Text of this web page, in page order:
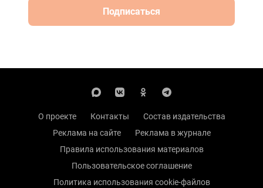
Подписаться
О проекте Контакты
Состав издательства
Реклама на сайте
Реклама в журнале
Правила использования материалов
Пользовательское соглашение
Политика использования cookie-файлов